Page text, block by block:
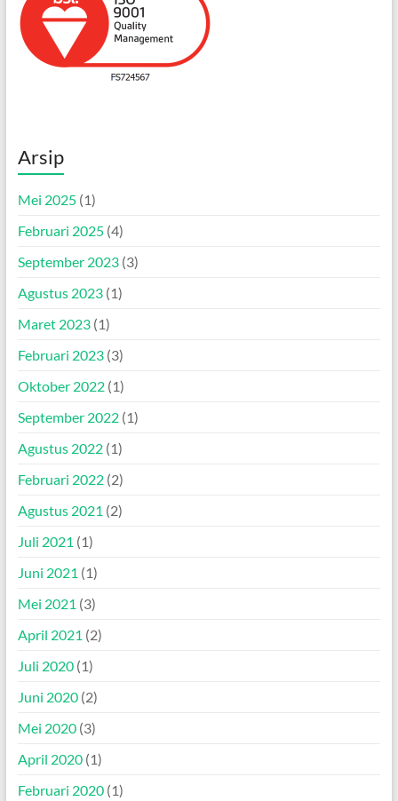
Arsip
Mei 2025(1)
Februari 2025(4)
September 2023(3)
Agustus 2023(1)
Maret 2023(1)
Februari 2023(3)
Oktober 2022(1)
September 2022(1)
Agustus 2022(1)
Februari 2022(2)
Agustus 2021 (2)
Juli 2021 (1)
Juni 2021 (1)
Mei 2021 (3)
April 2021 (2)
Juli 2020(1)
Juni 2020(2)
Mei 2020(3)
April 2020(1)
Februari 2020(1)